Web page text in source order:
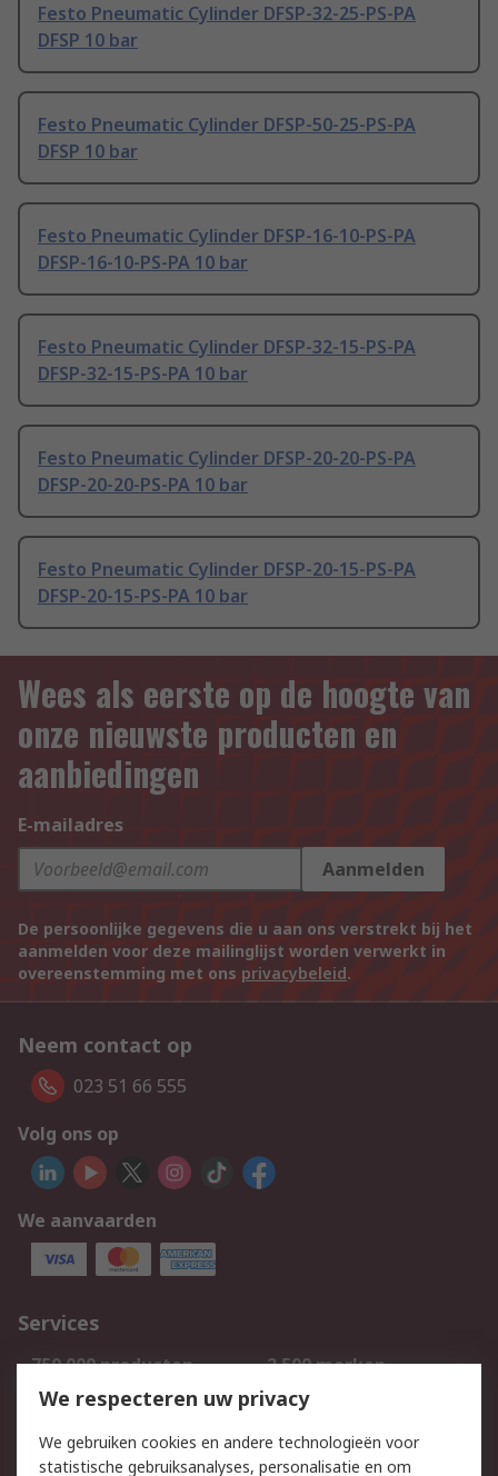
Festo Pneumatic Cylinder DFSP-32-25-PS-PA
DFSP 10 bar
Festo Pneumatic Cylinder DFSP-50-25-PS-PA
DFSP 10 bar
Festo Pneumatic Cylinder DFSP-16-10-PS-PA
DFSP-16-10-PS-PA 10 bar
Festo Pneumatic Cylinder DFSP-32-15-PS-PA
DFSP-32-15-PS-PA 10 bar
Festo Pneumatic Cylinder DFSP-20-20-PS-PA
DFSP-20-20-PS-PA 10 bar
Festo Pneumatic Cylinder DFSP-20-15-PS-PA
DFSP-20-15-PS-PA 10 bar
Wees als eerste op de hoogte van
onze nieuwste producten en
aanbiedingen
E-mailadres
Aanmelden
De persoonlijke gegevens die u aan ons verstrekt bij het
aanmelden voor deze mailinglijst worden verwerkt in
overeenstemming met ons privacybeleid.
Neem contact op
023 51 66 555
Volg ons op
We aanvaarden
Services
750.000 producten
2.500 merken
Bestellen
Inkoopoplossingen
Track & Trace
We respecteren uw privacy
We gebruiken cookies en andere technologieën voor
statistische gebruiksanalyses, personalisatie en om